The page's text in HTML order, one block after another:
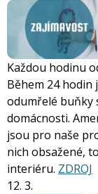
Každou hodinu
Během 24
odumřelé buňky
domácnosti.
jsou pro naše
nich obsažené,
interiéru. ZDROJ
12. 3.